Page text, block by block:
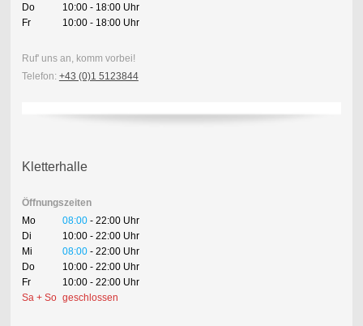
Do
10:00 - 18:00 Uhr
Fr
10:00 - 18:00 Uhr
Ruf' uns an, komm vorbei!
Telefon: +43 (0)1 5123844
Kletterhalle
Öffnungszeiten
Mo
08:00 - 22:00 Uhr
Di
10:00 - 22:00 Uhr
Mi
08:00 - 22:00 Uhr
Do
10:00 - 22:00 Uhr
Fr
10:00 - 22:00 Uhr
Sa + So geschlossen